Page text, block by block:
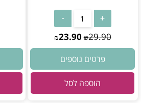
₪29.90
₪23.90
פרטים נוספים
הוספה לסל